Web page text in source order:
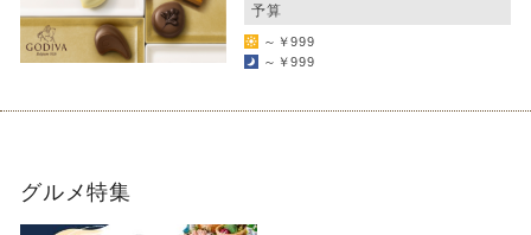
予算
～￥999
～￥999
グルメ特集